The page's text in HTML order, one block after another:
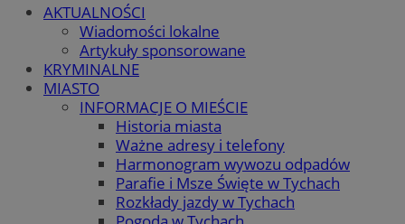
AKTUALNOŚCI
Wiadomości lokalne
Artykuły sponsorowane
KRYMINALNE
MIASTO
INFORMACJE O MIEŚCIE
Historia miasta
Ważne adresy i telefony
Harmonogram wywozu odpadów
Parafie i Msze Święte w Tychach
Rozkłady jazdy w Tychach